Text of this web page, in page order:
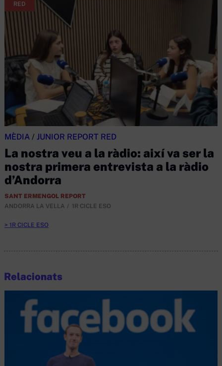
RED
MÈDIA / JUNIOR REPORT RED
La nostra veu a la ràdio: així va ser la
nostra primera entrevista a la ràdio
d’Andorra
SANT ERMENGOL REPORT
ANDORRA LA VELLA
1R CICLE ESO
1R CICLE ESO
Relacionats